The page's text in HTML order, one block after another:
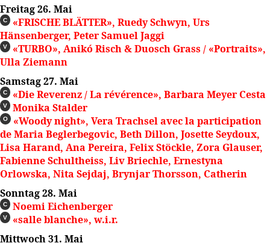
Freitag 26. Mai
C
«FRISCHE BLÄTTER», Ruedy Schwyn, Urs
Hänsenberger, Peter Samuel Jaggi
V
«TURBO», Anikó Risch & Duosch Grass / «Portraits»,
Ulla Ziemann
Samstag 27. Mai
C «Die Reverenz / La révérence», Barbara Meyer Cesta
V Monika Stalder
O
«Woody night», Vera Trachsel avec la participation
de Maria Beglerbegovic, Beth Dillon, Josette Seydoux,
Lisa Harand, Ana Pereira, Felix Stöckle, Zora Glauser,
Fabienne Schultheiss, Liv Briechle, Ernestyna
Orlowska, Nita Sejdaj, Brynjar Thorsson, Catherin
Sonntag 28. Mai
C Noemi Eichenberger
V
«salle blanche», w.i.r.
Mittwoch 31. Mai